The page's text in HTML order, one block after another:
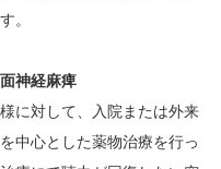
。
神経麻痺
に対して、入院または外来
中心とした薬物治療を行っ